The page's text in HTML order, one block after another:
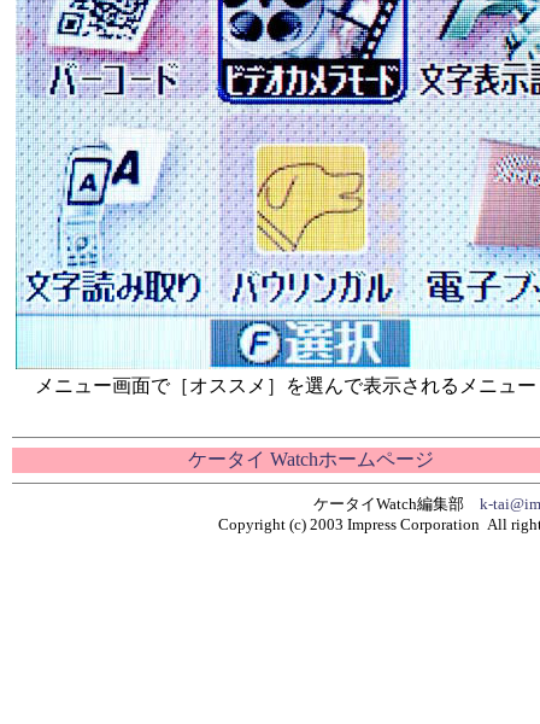
メニュー画面で［オススメ］を選んで表示されるメニュー
ケータイ Watchホームページ
ケータイWatch編集部 k-
Copyright (c) 2003 Impress Corporation All